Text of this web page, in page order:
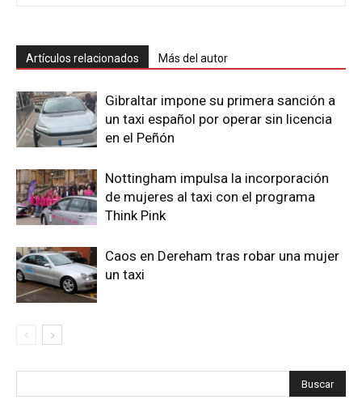
Artículos relacionados Más del autor
Gibraltar impone su primera sanción a
un taxi español por operar sin licencia
en el Peñón
Nottingham impulsa la incorporación
de mujeres al taxi con el programa
Think Pink
Caos en Dereham tras robar una mujer
un taxi